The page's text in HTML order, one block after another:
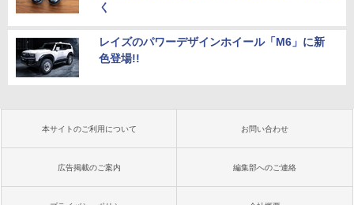
く
レイズのパワーデザインホイール「M6」に新
色登場!!
本サイトのご利用について お問い合わせ
広告掲載のご案内 編集部へのご連絡